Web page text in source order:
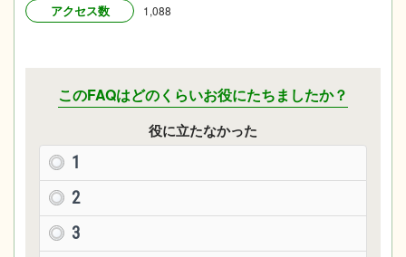
アクセス数 1,088
このFAQはどのくらいお役にたちましたか？
役に立たなかった
1
2
3